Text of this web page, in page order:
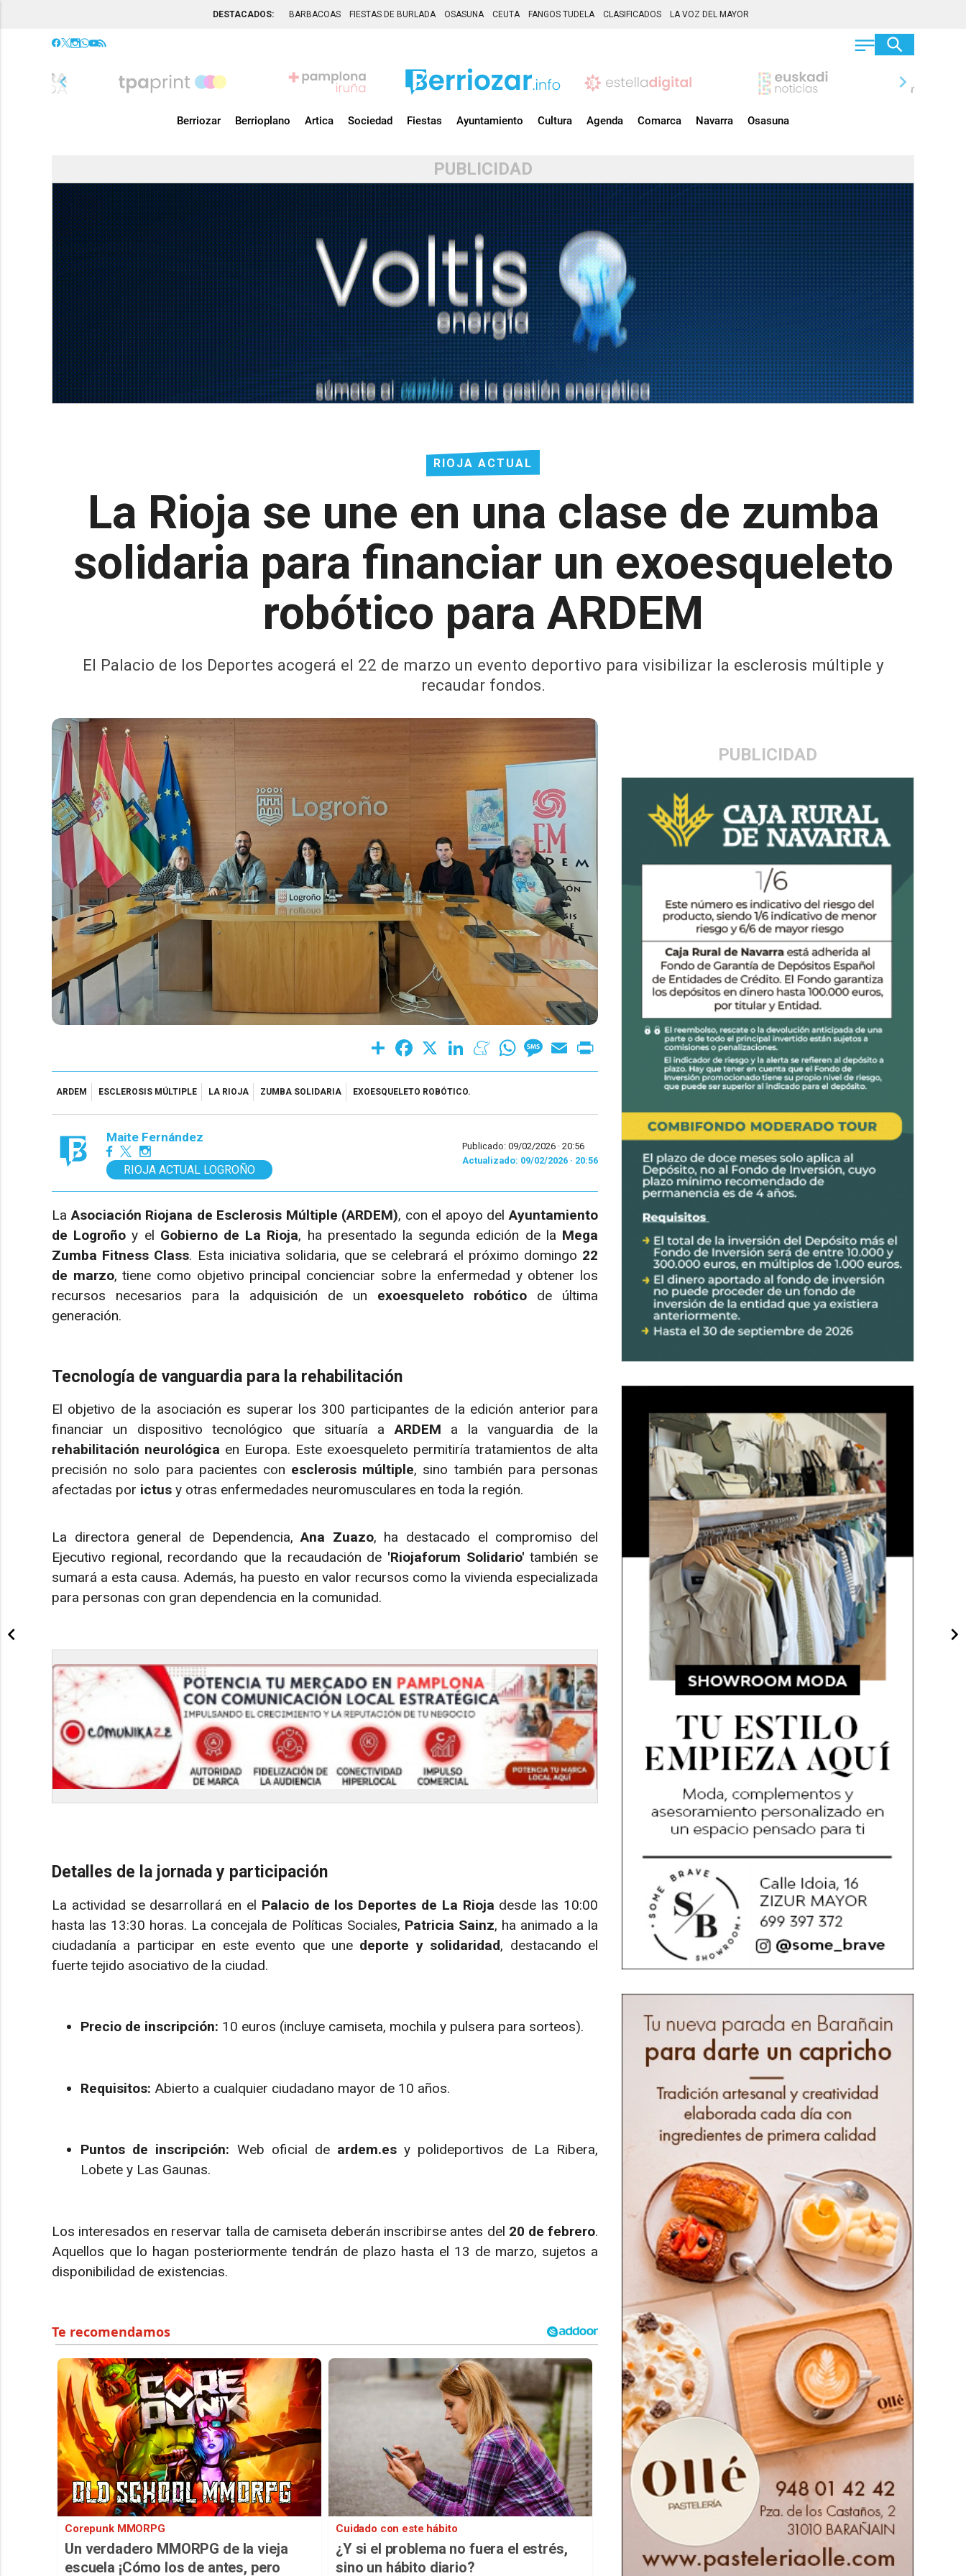
DESTACADOS: BARBACOAS FIESTAS DE BURLADA OSASUNA CEUTA FANGOS TUDELA CLASIFICADOS LA VOZ DEL MAYOR
chevron_left chevron_right
Berriozar Berrioplano Artica Sociedad Fiestas Ayuntamiento Cultura Agenda Comarca Navarra Osasuna
PUBLICIDAD
RIOJA ACTUAL
La Rioja se une en una clase de zumba
solidaria para financiar un exoesqueleto
robótico para ARDEM
El Palacio de los Deportes acogerá el 22 de marzo un evento deportivo para visibilizar la esclerosis múltiple y
recaudar fondos.
PUBLICIDAD
Share Facebook LinkedInMeneameWhatsAppMessage
Email
ARDEM ESCLEROSIS MÚLTIPLE LA RIOJA ZUMBA SOLIDARIA EXOESQUELETO ROBÓTICO.
Maite Fernández
RIOJA ACTUAL LOGROÑO
Publicado: 09/02/2026 · 20:56
Actualizado: 09/02/2026 · 20:56
LaAsociación Riojana de Esclerosis Múltiple (ARDEM), con el apoyo delAyuntamiento
de Logroño y el Gobierno de La Rioja, ha presentado la segunda edición de la Mega
Zumba Fitness Class. Esta iniciativa solidaria, que se celebrará el próximo domingo 22
de marzo, tiene como objetivo principal concienciar sobre la enfermedad y obtener los
recursos necesarios para la adquisición de un exoesqueleto robótico de última
generación.
Tecnología de vanguardia para la rehabilitación
El objetivo de la asociación es superar los 300 participantes de la edición anterior para
financiar un dispositivo tecnológico que situaría aARDEM a la vanguardia de la
rehabilitación neurológica en Europa. Este exoesqueleto permitiría tratamientos de alta
precisión no solo para pacientes con esclerosis múltiple, sino también para personas
afectadas por ictus y otras enfermedades neuromusculares en toda la región.
La directora general de Dependencia,Ana Zuazo, ha destacado el compromiso del
Ejecutivo regional, recordando que la recaudación de 'Riojaforum Solidario' también se
sumará a esta causa. Además, ha puesto en valor recursos como la vivienda especializada
para personas con gran dependencia en la comunidad.
Detalles de la jornada y participación
La actividad se desarrollará en el Palacio de los Deportes de La Rioja desde las 10:00
hasta las 13:30 horas. La concejala de Políticas Sociales, Patricia Sainz, ha animado a la
ciudadanía a participar en este evento que une deporte y solidaridad, destacando el
fuerte tejido asociativo de la ciudad.
Precio de inscripción: 10 euros (incluye camiseta, mochila y pulsera para sorteos).
Requisitos: Abierto a cualquier ciudadano mayor de 10 años.
Puntos de inscripción: Web oficial de ardem.es y polideportivos de La Ribera,
Lobete y Las Gaunas.
Los interesados en reservar talla de camiseta deberán inscribirse antes del 20 de febrero.
Aquellos que lo hagan posteriormente tendrán de plazo hasta el 13 de marzo, sujetos a
disponibilidad de existencias.
Corepunk MMORPG
Un verdadero MMORPG de la vieja
escuela ¡Cómo los de antes, pero
Cuidado con este hábito
¿Y si el problema no fuera el estrés,
sino un hábito diario?